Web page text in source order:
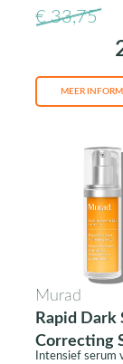
€ 33,75
MEER
Murad
Rapid Dark
Correcting
Intensief serum